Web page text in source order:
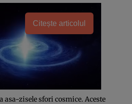
Citește articolul
asa-zisele sfori cosmice. Aceste